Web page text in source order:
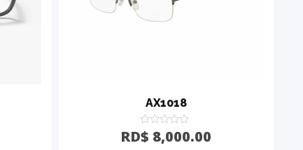
AX1018
Calificado
0
RD$ 8,000.00